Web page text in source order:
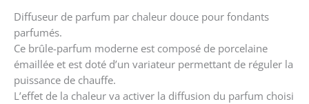
Diffuseur de parfum par chaleur douce pour fondants
parfumés.
Ce brûle-parfum moderne est composé de porcelaine
émaillée et est doté d’un variateur permettant de réguler la
puissance de chauffe.
L’effet de la chaleur va activer la diffusion du parfum choisi